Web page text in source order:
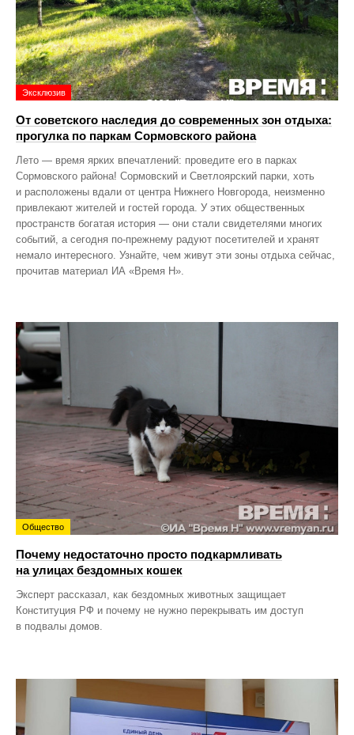
Эксклюзив
От советского наследия до современных зон отдыха:
прогулка по паркам Сормовского района
Лето — время ярких впечатлений: проведите его в парках
Сормовского района! Сормовский и Светлоярский парки, хоть
и расположены вдали от центра Нижнего Новгорода, неизменно
привлекают жителей и гостей города. У этих общественных
пространств богатая история — они стали свидетелями многих
событий, а сегодня по‑прежнему радуют посетителей и хранят
немало интересного. Узнайте, чем живут эти зоны отдыха сейчас,
прочитав материал ИА «Время Н».
Общество
Почему недостаточно просто подкармливать
на улицах бездомных кошек
Эксперт рассказал, как бездомных животных защищает
Конституция РФ и почему не нужно перекрывать им доступ
в подвалы домов.